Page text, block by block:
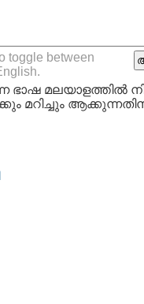
toggle between
ഭാഷ മലയാളത്തില്‍
മറിച്ചും ആക്കുന്നതിന്